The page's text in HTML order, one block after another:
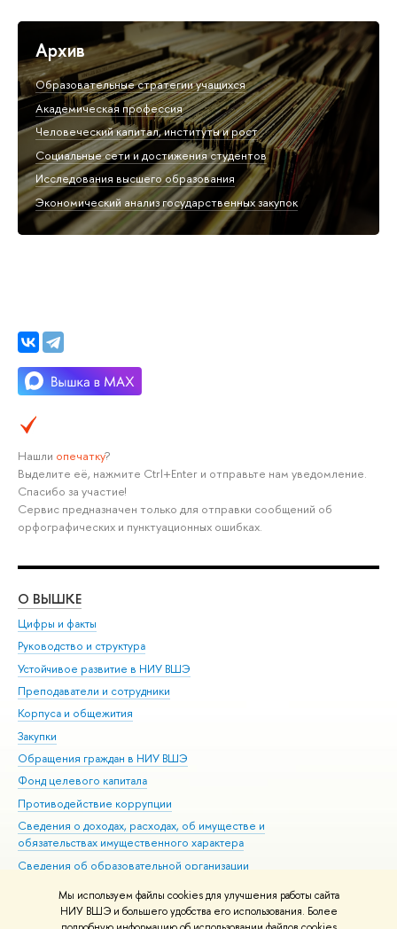
Мы используем файлы cookies для улучшения работы сайта
НИУ ВШЭ и большего удобства его использования. Более
Архив
Образовательные стратегии учащихся
Академическая профессия
Человеческий капитал, институты и рост
Социальные сети и достижения студентов
Исследования высшего образования
Экономический анализ государственных закупок
Нашли опечатку?
Выделите её, нажмите Ctrl+Enter и отправьте нам уведомление.
Спасибо за участие!
Сервис предназначен только для отправки сообщений об
орфографических и пунктуационных ошибках.
О ВЫШКЕ
Цифры и факты
Руководство и структура
Устойчивое развитие в НИУ ВШЭ
Преподаватели и сотрудники
Корпуса и общежития
Закупки
Обращения граждан в НИУ ВШЭ
Фонд целевого капитала
Противодействие коррупции
Сведения о доходах, расходах, об имуществе и
обязательствах имущественного характера
Сведения об образовательной организации
Людям с ограниченными возможностями здоровья
Единая платежная страница